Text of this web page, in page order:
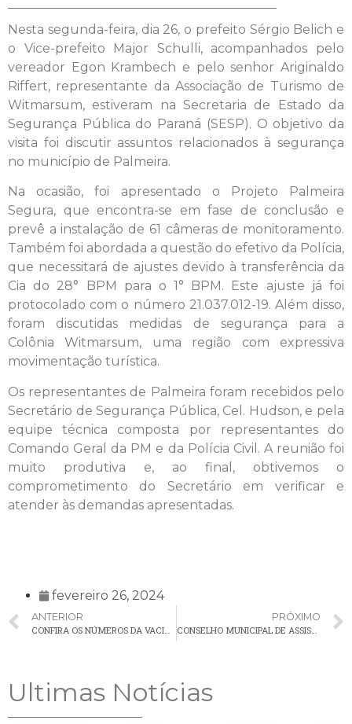
Nesta segunda-feira, dia 26, o prefeito Sérgio Belich e
o Vice-prefeito Major Schulli, acompanhados pelo
vereador Egon Krambech e pelo senhor Ariginaldo
Riffert, representante da Associação de Turismo de
Witmarsum, estiveram na Secretaria de Estado da
Segurança Pública do Paraná (SESP). O objetivo da
visita foi discutir assuntos relacionados à segurança
no município de Palmeira.
Na ocasião, foi apresentado o Projeto Palmeira
Segura, que encontra-se em fase de conclusão e
prevê a instalação de 61 câmeras de monitoramento.
Também foi abordada a questão do efetivo da Polícia,
que necessitará de ajustes devido à transferência da
Cia do 28° BPM para o 1° BPM. Este ajuste já foi
protocolado com o número 21.037.012-19. Além disso,
foram discutidas medidas de segurança para a
Colônia Witmarsum, uma região com expressiva
movimentação turística.
Os representantes de Palmeira foram recebidos pelo
Secretário de Segurança Pública, Cel. Hudson, e pela
equipe técnica composta por representantes do
Comando Geral da PM e da Polícia Civil. A reunião foi
muito produtiva e, ao final, obtivemos o
comprometimento do Secretário em verificar e
atender às demandas apresentadas.
fevereiro 26, 2024
ANTERIOR
PRÓXIMO
CONSELHO MUNICIPAL DE ASSISTÊNCIA SOCIAL CONVOCA MICRO ASSEMBLEIA PARA ESCOLHA DE REPRESENTANTES PARA A GESTÃO CMAS (2024-2026)
Ultimas Notícias